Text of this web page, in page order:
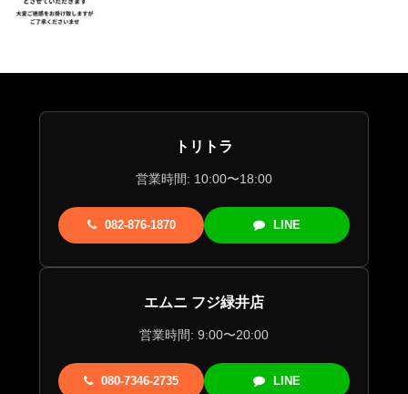
トリトラ
営業時間: 10:00〜18:00
082-876-1870 LINE
エムニ フジ緑井店
営業時間: 9:00〜20:00
080-7346-2735 LINE